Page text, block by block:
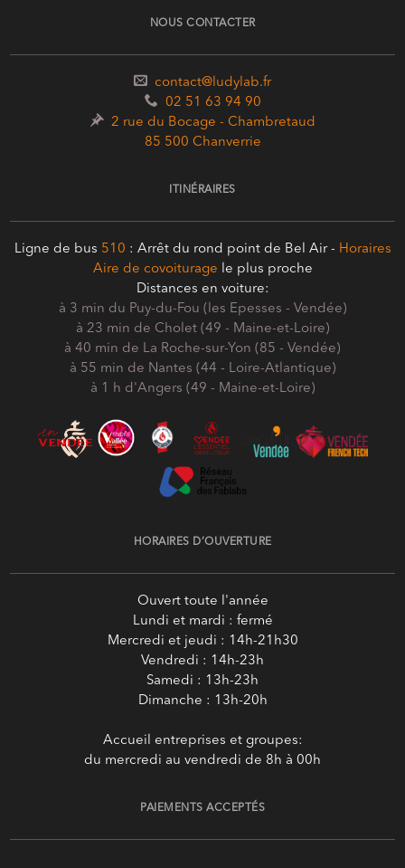
NOUS CONTACTER
contact@ludylab.fr
02 51 63 94 90
2 rue du Bocage - Chambretaud
85 500 Chanverrie
ITINÉRAIRES
Ligne de bus 510 : Arrêt du rond point de Bel Air - Horaires
Aire de covoiturage le plus proche
Distances en voiture:
à 3 min du Puy-du-Fou (les Epesses - Vendée)
à 23 min de Cholet (49 - Maine-et-Loire)
à 40 min de La Roche-sur-Yon (85 - Vendée)
à 55 min de Nantes (44 - Loire-Atlantique)
à 1 h d'Angers (49 - Maine-et-Loire)
HORAIRES D’OUVERTURE
Ouvert toute l'année
Lundi et mardi : fermé
Mercredi et jeudi : 14h-21h30
Vendredi : 14h-23h
Samedi : 13h-23h
Dimanche : 13h-20h
Accueil entreprises et groupes:
du mercredi au vendredi de 8h à 00h
PAIEMENTS ACCEPTÉS